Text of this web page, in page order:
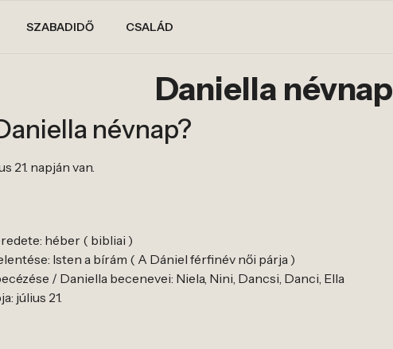
SZABADIDŐ CSALÁD
Daniella névnap
névnap?
21. napján van.
héber ( bibliai )
Isten a bírám ( A Dániel férfinév női párja )
/ Daniella becenevei: Niela, Nini, Dancsi, Danci, Ella
július 21.